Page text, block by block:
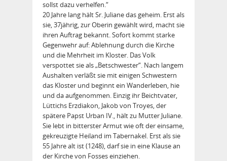
sollst dazu verhelfen.“
20 Jahre lang hält Sr. Juliane das geheim. Erst als
sie, 37jährig, zur Oberin gewählt wird, macht sie
ihren Auftrag bekannt. Sofort kommt starke
Gegenwehr auf: Ablehnung durch die Kirche
und die Mehrheit im Kloster. Das Volk
verspottet sie als „Betschwester“. Nach langem
Aushalten verläßt sie mit einigen Schwestern
das Kloster und beginnt ein Wanderleben, hie
und da aufgenommen. Einzig ihr Beichtvater,
Lüttichs Erzdiakon, Jakob von Troyes, der
spätere Papst Urban IV., hält zu Mutter Juliane.
Sie lebt in bitters­ter Armut wie oft der einsame,
gekreuzigte Heiland im Tabernakel. Erst als sie
55 Jahre alt ist (1248), darf sie in eine Klause an
der Kirche von Fosses einziehen.